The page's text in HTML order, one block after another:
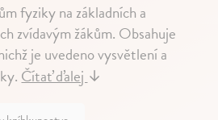
fyziky na základních a
zvídavým žákům. Obsahuje
je uvedeno vysvětlení a
Čítať ďalej↓